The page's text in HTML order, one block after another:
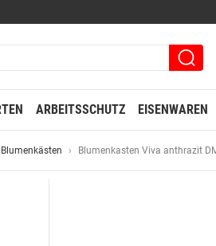
ARBEITSSCHUTZ EISENWAREN
Blumenkästen Blumenkasten Viva anthrazit